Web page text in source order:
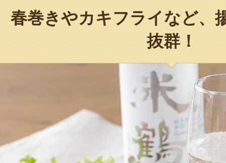
春巻きやカキフライなど、
抜群！